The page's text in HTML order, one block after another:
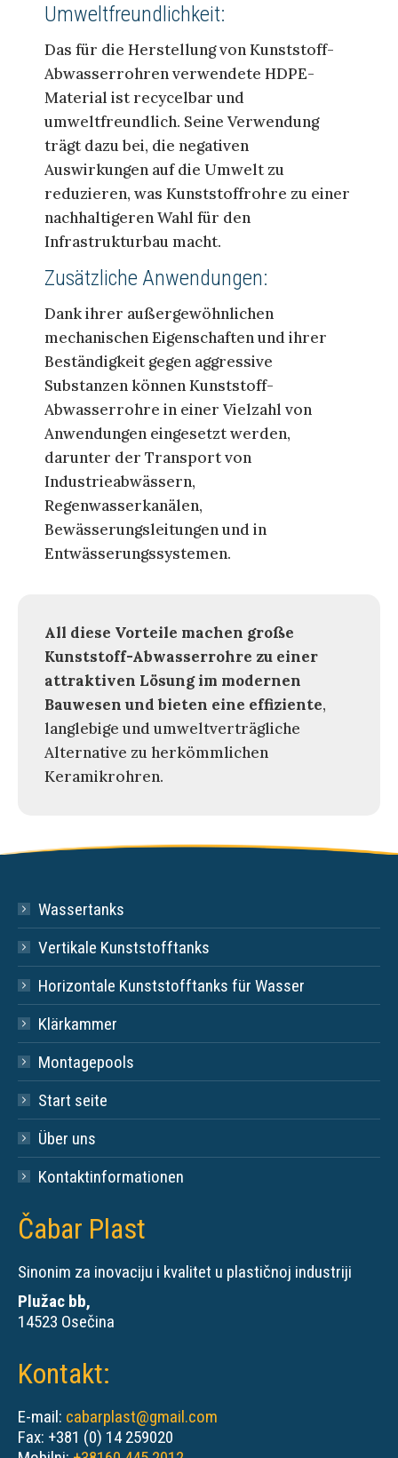
Umweltfreundlichkeit:
Das für die Herstellung von Kunststoff-
Abwasserrohren verwendete HDPE-
Material ist recycelbar und
umweltfreundlich. Seine Verwendung
trägt dazu bei, die negativen
Auswirkungen auf die Umwelt zu
reduzieren, was Kunststoffrohre zu einer
nachhaltigeren Wahl für den
Infrastrukturbau macht.
Zusätzliche Anwendungen:
Dank ihrer außergewöhnlichen
mechanischen Eigenschaften und ihrer
Beständigkeit gegen aggressive
Substanzen können Kunststoff-
Abwasserrohre in einer Vielzahl von
Anwendungen eingesetzt werden,
darunter der Transport von
Industrieabwässern,
Regenwasserkanälen,
Bewässerungsleitungen und in
Entwässerungssystemen.
All diese Vorteile machen große
Kunststoff-Abwasserrohre zu einer
attraktiven Lösung im modernen
Bauwesen und bieten eine effiziente,
langlebige und umweltverträgliche
Alternative zu herkömmlichen
Keramikrohren.
Wassertanks
Vertikale Kunststofftanks
Horizontale Kunststofftanks für Wasser
Klärkammer
Montagepools
Start seite
Über uns
Kontaktinformationen
Čabar Plast
Sinonim za inovaciju i kvalitet u plastičnoj industriji
Plužac bb,
14523 Osečina
Kontakt:
E-mail: cabarplast@gmail.com
Fax: +381 (0) 14 259020